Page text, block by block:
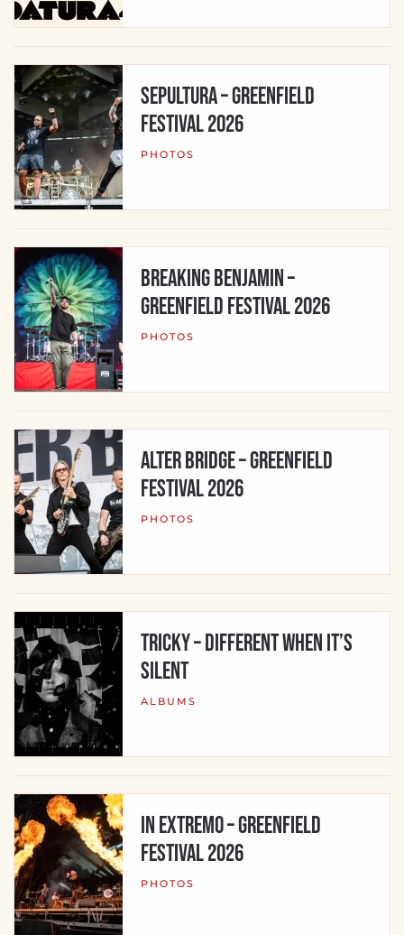
Sepultura – Greenfield
Festival 2026
PHOTOS
Breaking Benjamin –
Greenfield Festival 2026
PHOTOS
Alter Bridge – Greenfield
Festival 2026
PHOTOS
Tricky – Different When It’s
Silent
ALBUMS
In Extremo – Greenfield
Festival 2026
PHOTOS